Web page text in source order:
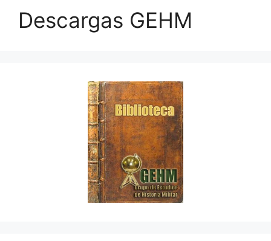
Descargas GEHM